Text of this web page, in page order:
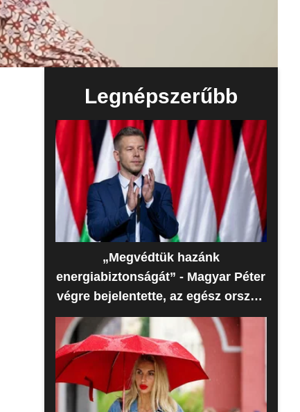
Legnépszerűbb
„Megvédtük hazánk
energiabiztonságát” - Magyar Péter
végre bejelentette, az egész ország
erre várt